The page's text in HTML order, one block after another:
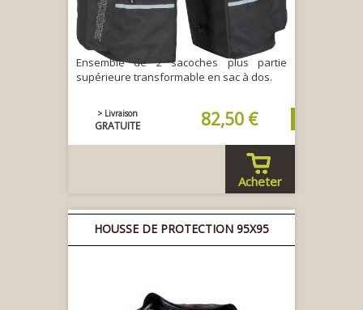
Ensemble de 2 sacoches plus partie
supérieure transformable en sac à dos.
> Livraison
GRATUITE 82,50 €
Acheter
HOUSSE DE PROTECTION 95X95